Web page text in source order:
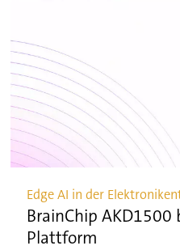
Edge AI in der
BrainChip AKD1500
Plattform